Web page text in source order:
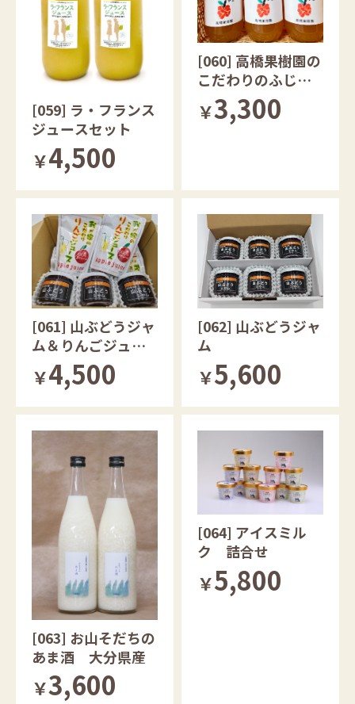
[059] ラ・フランス
ジュースセット
￥4,500
[060] 高橋果樹園の
こだわりのふじり
んごジュース
￥3,300
[061] 山ぶどうジャ
ム＆りんごジュー
スセット
￥4,500
[062] 山ぶどうジャ
ム
￥5,600
[063] お山そだちの
あま酒 大分県産
￥3,600
[064] アイスミル
ク 詰合せ
￥5,800